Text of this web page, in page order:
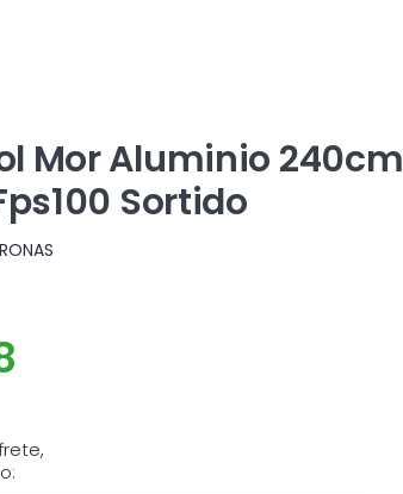
Mor Aluminio 240cm
Sortido